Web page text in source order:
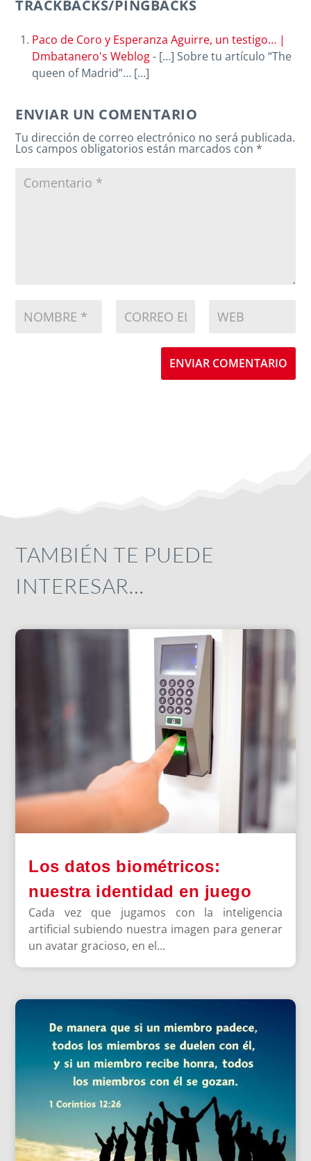
TRACKBACKS/PINGBACKS
Paco de Coro y Esperanza Aguirre, un testigo… |
Dmbatanero's Weblog- […] Sobre tu artículo “The
queen of Madrid”… […]
ENVIAR UN COMENTARIO
Tu dirección de correo electrónico no será publicada.
Los campos obligatorios están marcados con*
ENVIAR COMENTARIO
TAMBIÉN TE PUEDE
INTERESAR…
Los datos biométricos:
nuestra identidad en juego
Cada vez que jugamos con la inteligencia
artificial subiendo nuestra imagen para generar
un avatar gracioso, en el...